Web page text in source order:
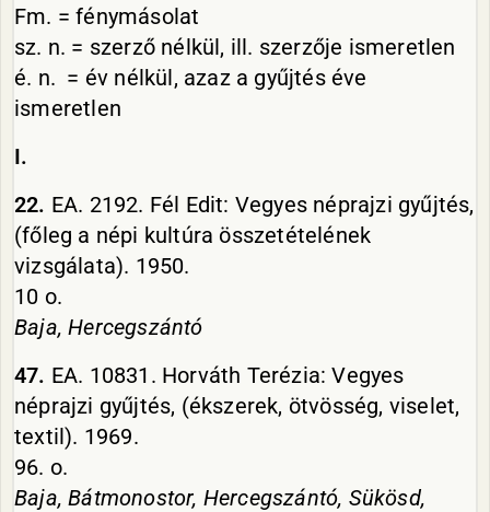
Fm. = fénymásolat
sz. n. = szerző nélkül, ill. szerzője ismeretlen
é. n. = év nélkül, azaz a gyűjtés éve
ismeretlen
I.
22. EA. 2192. Fél Edit: Vegyes néprajzi gyűjtés,
(főleg a népi kultúra összetételének
vizsgálata). 1950.
10 o.
Baja,Hercegszántó
47. EA. 10831. Horváth Terézia: Vegyes
néprajzi gyűjtés, (ékszerek, ötvösség, viselet,
textil). 1969.
96. o.
Baja, Bátmonostor, Hercegszántó, Sükösd,